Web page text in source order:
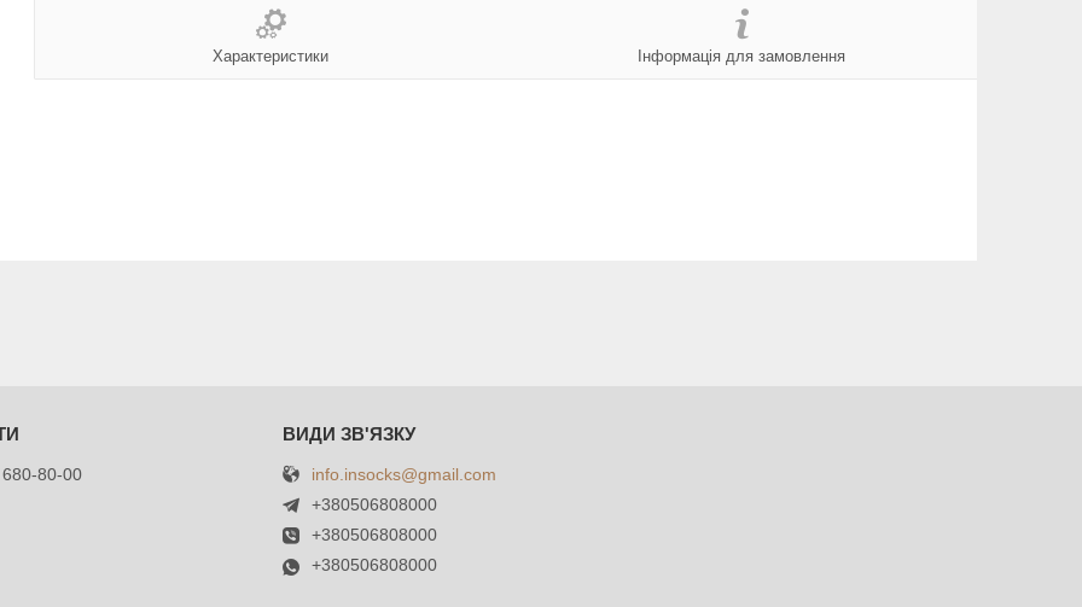
Характеристики Інформація для замовлення
80-00
info.insocks@gmail.com
+380506808000
+380506808000
+380506808000